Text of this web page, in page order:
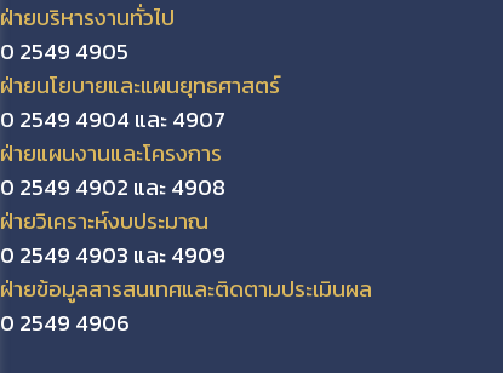
ฝ่ายบริหารงานทั่วไป
0 2549 4905
ฝ่ายนโยบายและแผนยุทธศาสตร์
0 2549 4904 และ 4907
ฝ่ายแผนงานและโครงการ
0 2549 4902 และ 4908
ฝ่ายวิเคราะห์งบประมาณ
0 2549 4903 และ 4909
ฝ่ายข้อมูลสารสนเทศและติดตามประเมินผล
0 2549 4906